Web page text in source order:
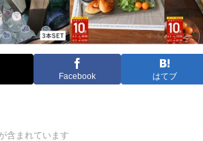
Facebook はてブ
含まれています